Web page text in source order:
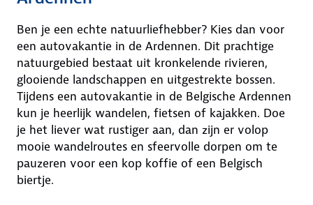
Ben je een echte natuurliefhebber? Kies dan voor
een autovakantie in de Ardennen. Dit prachtige
natuurgebied bestaat uit kronkelende rivieren,
glooiende landschappen en uitgestrekte bossen.
Tijdens een autovakantie in de Belgische Ardennen
kun je heerlijk wandelen, fietsen of kajakken. Doe
je het liever wat rustiger aan, dan zijn er volop
mooie wandelroutes en sfeervolle dorpen om te
pauzeren voor een kop koffie of een Belgisch
biertje.